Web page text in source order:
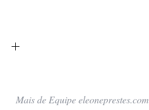
Mais de Equipe eleoneprestes.com